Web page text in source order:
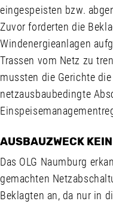
eingespeisten bzw.
Zuvor forderten die
Windenergieanlagen
Trassen vom Netz zu
mussten die Gerichte
netzausbaubedingte
AUSBAUZWECK
Das OLG Naumburg
gemachten
Beklagten an, da nur in